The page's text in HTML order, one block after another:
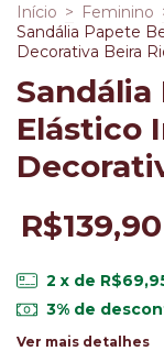
Início > Feminino
Sandália Papete
Decorativa Beira
Elástico
R$139,90
2 x de
3% de
Ver mais detalhes